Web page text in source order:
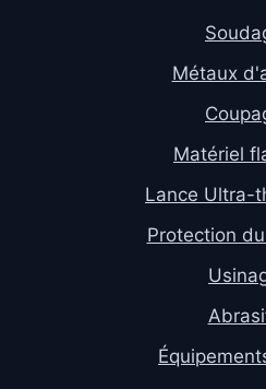
Métaux
Matériel
Lance Ultra-
Protection